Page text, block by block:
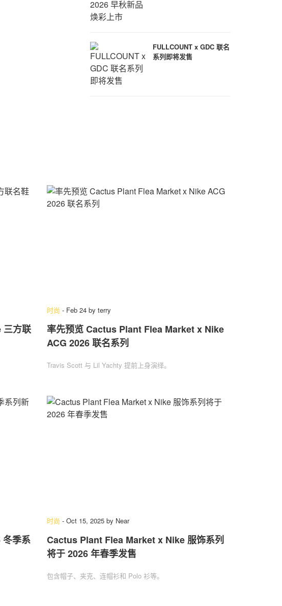
FULLCOUNT x GDC 联名
系列即将发售
方联
时尚 - Feb 24 by terry
率先预览 Cactus Plant Flea Market x Nike
ACG 2026 联名系列
Travis Scott 与 Lil Yachty 提前上身演绎。
季系
时尚 - Oct 15, 2025 by Near
Cactus Plant Flea Market x Nike 服饰系列
将于 2026 年春季发售
包含帽子、夹克、连帽衫和 Polo 衫等。